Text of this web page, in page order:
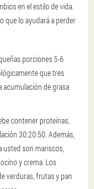
en el estilo de vida.
que lo ayudará a perder
porciones 5-6
que tres
acumulación de grasa
contener proteínas,
30:20:50. Además,
usted son mariscos,
y crema. Los
verduras, frutas y pan